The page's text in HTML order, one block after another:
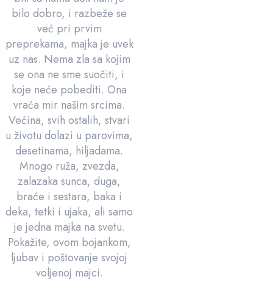
bilo dobro, i razbeže se
već pri prvim
preprekama, majka je uvek
uz nas. Nema zla sa kojim
se ona ne sme suočiti, i
koje neće pobediti. Ona
vraća mir našim srcima.
Većina, svih ostalih, stvari
u životu dolazi u parovima,
desetinama, hiljadama.
Mnogo ruža, zvezda,
zalazaka sunca, duga,
braće i sestara, baka i
deka, tetki i ujaka, ali samo
je jedna majka na svetu.
Pokažite, ovom bojankom,
ljubav i poštovanje svojoj
voljenoj majci.